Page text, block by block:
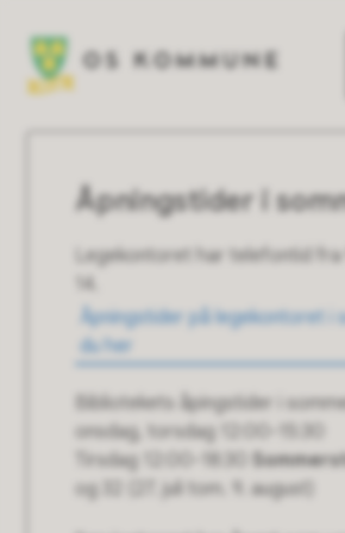
Åpningstider i
Legekontoret har telefontid fra
14.
Åpningstider på legekontoret i
du her
Bibliotekets åpingstider i
onsdag, torsdag 12:00-15:30
Tirsdag 12:00-18:30
og 32 (27. juli tom. 9. august)